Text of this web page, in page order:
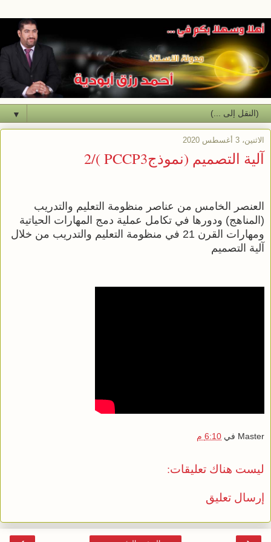
▼
الاثنين، 3 أغسطس 2020
آلية التصميم (نموذجPCCP3 )/2
العنصر الخامس من عناصر منظومة التعليم والتدريب
(المناهج) ودورها في تكامل عملية دمج المهارات الحياتية
ومهارات القرن 21 في منظومة التعليم والتدريب من خلال
آلية التصميم
Master في 6:10 م
ليست هناك تعليقات:
إرسال تعليق